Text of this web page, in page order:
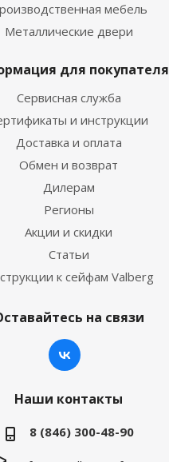
мебель
Металлические двери
для покупателя
Сервисная служба
и инструкции
Доставка и оплата
Обмен и возврат
Дилерам
Регионы
Акции и скидки
Статьи
к сейфам Valberg
на связи
Наши контакты
8 (846) 300-48-90